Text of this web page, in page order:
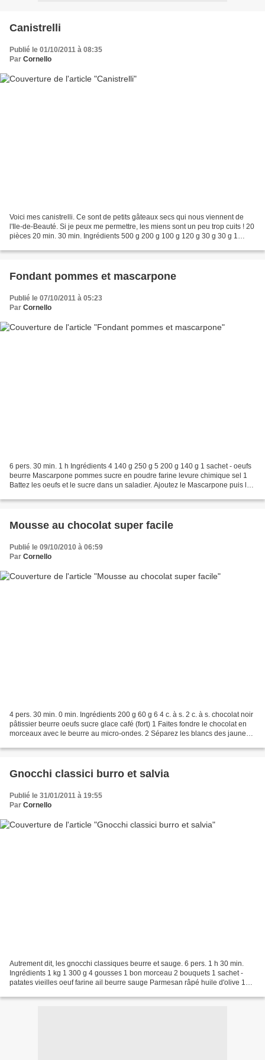
Canistrelli
Publié le 01/10/2011 à 08:35
Par Cornello
Voici mes canistrelli. Ce sont de petits gâteaux secs qui nous viennent de
l'Ile-de-Beauté. Si je peux me permettre, les miens sont un peu trop cuits ! 20
pièces 20 min. 30 min. Ingrédients 500 g 200 g 100 g 120 g 30 g 30 g 1
Fondant pommes et mascarpone
Publié le 07/10/2011 à 05:23
Par Cornello
6 pers. 30 min. 1 h Ingrédients 4 140 g 250 g 5 200 g 140 g 1 sachet - oeufs
beurre Mascarpone pommes sucre en poudre farine levure chimique sel 1
Battez les oeufs et le sucre dans un saladier. Ajoutez le Mascarpone puis la
Mousse au chocolat super facile
Publié le 09/10/2010 à 06:59
Par Cornello
4 pers. 30 min. 0 min. Ingrédients 200 g 60 g 6 4 c. à s. 2 c. à s. chocolat noir
pâtissier beurre oeufs sucre glace café (fort) 1 Faites fondre le chocolat en
morceaux avec le beurre au micro-ondes. 2 Séparez les blancs des jaunes.
Gnocchi classici burro et salvia
Publié le 31/01/2011 à 19:55
Par Cornello
Autrement dit, les gnocchi classiques beurre et sauge. 6 pers. 1 h 30 min.
Ingrédients 1 kg 1 300 g 4 gousses 1 bon morceau 2 bouquets 1 sachet -
patates vieilles oeuf farine ail beurre sauge Parmesan râpé huile d'olive 1